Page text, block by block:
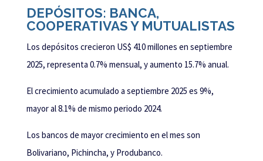
DEPÓSITOS: BANCA,
COOPERATIVAS Y MUTUALISTAS
Los depósitos crecieron US$ 410 millones en septiembre
2025, representa 0.7% mensual, y aumento 15.7% anual.
El crecimiento acumulado a septiembre 2025 es 9%,
mayor al 8.1% de mismo periodo 2024.
Los bancos de mayor crecimiento en el mes son
Bolivariano, Pichincha, y Produbanco.